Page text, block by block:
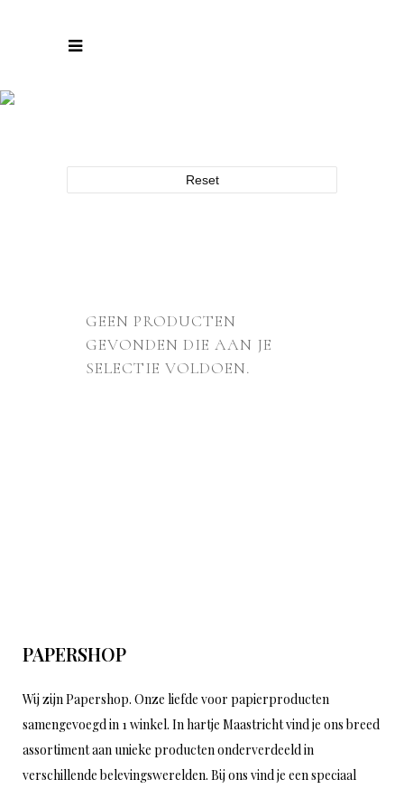
Reset
GEEN PRODUCTEN
GEVONDEN DIE AAN JE
SELECTIE VOLDOEN.
PAPERSHOP
Wij zijn Papershop. Onze liefde voor papierproducten
samengevoegd in 1 winkel. In hartje Maastricht vind je ons breed
assortiment aan unieke producten onderverdeeld in
verschillende belevingswerelden. Bij ons vind je een speciaal